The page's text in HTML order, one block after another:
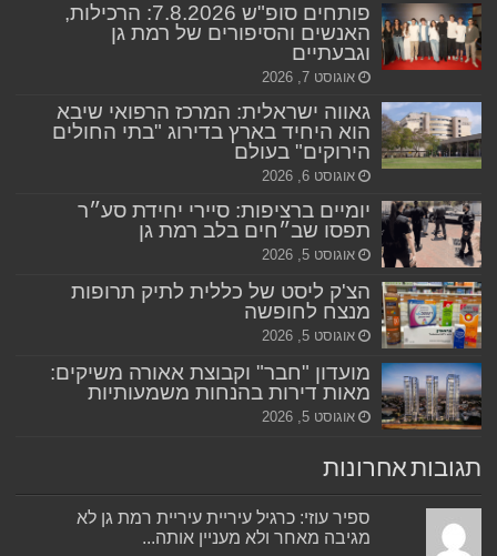
פותחים סופ"ש 7.8.2026: הרכילות,
האנשים והסיפורים של רמת גן
וגבעתיים
אוגוסט 7, 2026
גאווה ישראלית: המרכז הרפואי שיבא
הוא היחיד בארץ בדירוג "בתי החולים
הירוקים" בעולם
אוגוסט 6, 2026
יומיים ברציפות: סיירי יחידת סע״ר
תפסו שב״חים בלב רמת גן
אוגוסט 5, 2026
הצ'ק ליסט של כללית לתיק תרופות
מנצח לחופשה
אוגוסט 5, 2026
מועדון "חבר" וקבוצת אאורה משיקים:
מאות דירות בהנחות משמעותיות
אוגוסט 5, 2026
תגובות אחרונות
ספיר עוזי: כרגיל עיריית עיריית רמת גן לא
מגיבה מאחר ולא מעניין אותה...